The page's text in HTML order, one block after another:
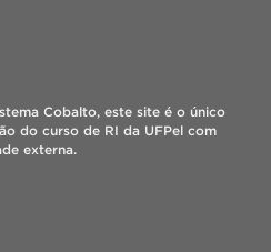
Cobalto, este site é o único
do curso de RI da UFPel com
externa.